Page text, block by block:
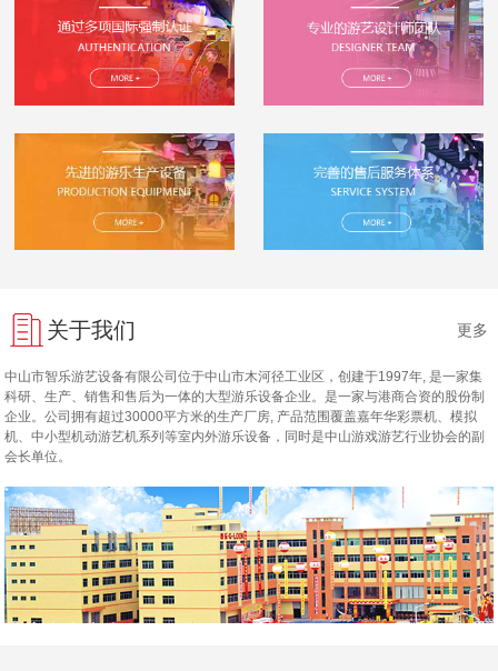
关于我们 更多
中山市智乐游艺设备有限公司位于中山市木河径工业区，创建于1997年, 是一家集
科研、生产、销售和售后为一体的大型游乐设备企业。是一家与港商合资的股份制
企业。公司拥有超过30000平方米的生产厂房, 产品范围覆盖嘉年华彩票机、模拟
机、中小型机动游艺机系列等室内外游乐设备，同时是中山游戏游艺行业协会的副
会长单位。